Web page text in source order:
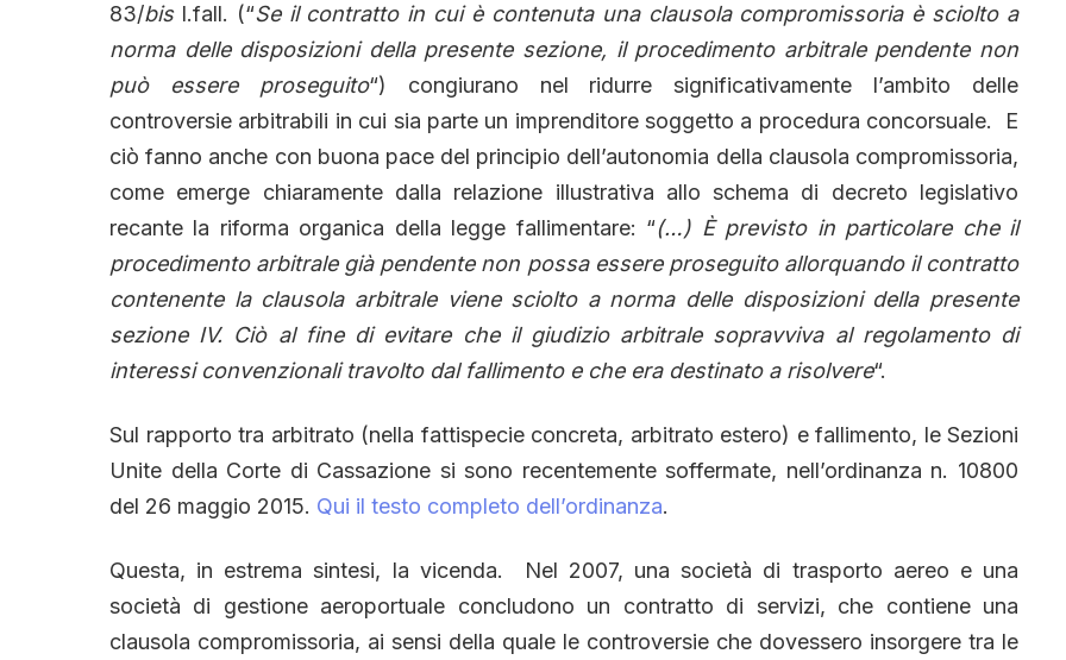
83/bisl.fall. (“Se il contratto in cui è contenuta una clausola compromissoria è sciolto a
norma delle disposizioni della presente sezione, il procedimento arbitrale pendente non
può essere proseguito“) congiurano nel ridurre significativamente l’ambito delle
controversie arbitrabili in cui sia parte un imprenditore soggetto a procedura concorsuale. E
ciò fanno anche con buona pace del principio dell’autonomia della clausola compromissoria,
come emerge chiaramente dalla relazione illustrativa allo schema di decreto legislativo
recante la riforma organica della legge fallimentare: “(…) È previsto in particolare che il
procedimento arbitrale già pendente non possa essere proseguito allorquando il contratto
contenente la clausola arbitrale viene sciolto a norma delle disposizioni della presente
sezione IV. Ciò al fine di evitare che il giudizio arbitrale sopravviva al regolamento di
interessi convenzionali travolto dal fallimento e che era destinato a risolvere“.
Sul rapporto tra arbitrato (nella fattispecie concreta, arbitrato estero) e fallimento, le Sezioni
Unite della Corte di Cassazione si sono recentemente soffermate, nell’ordinanza n. 10800
del 26 maggio 2015. Qui il testo completo dell’ordinanza.
Questa, in estrema sintesi, la vicenda. Nel 2007, una società di trasporto aereo e una
società di gestione aeroportuale concludono un contratto di servizi, che contiene una
clausola compromissoria, ai sensi della quale le controversie che dovessero insorgere tra le